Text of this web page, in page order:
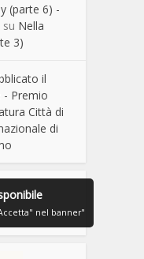
(parte 6) -
su Nella
3)
il
- Premio
Città di
di
nel banner"